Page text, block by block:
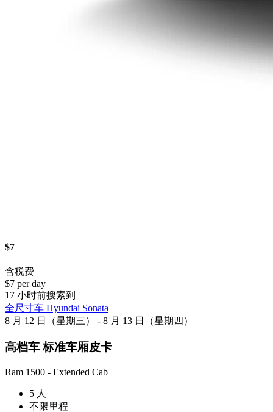
$7
含税费
$7 per day
17 小时前搜索到
全尺寸车 Hyundai Sonata
8 月 12 日（星期三） - 8 月 13 日（星期四）
高档车 标准车厢皮卡
Ram 1500 - Extended Cab
5 人
不限里程